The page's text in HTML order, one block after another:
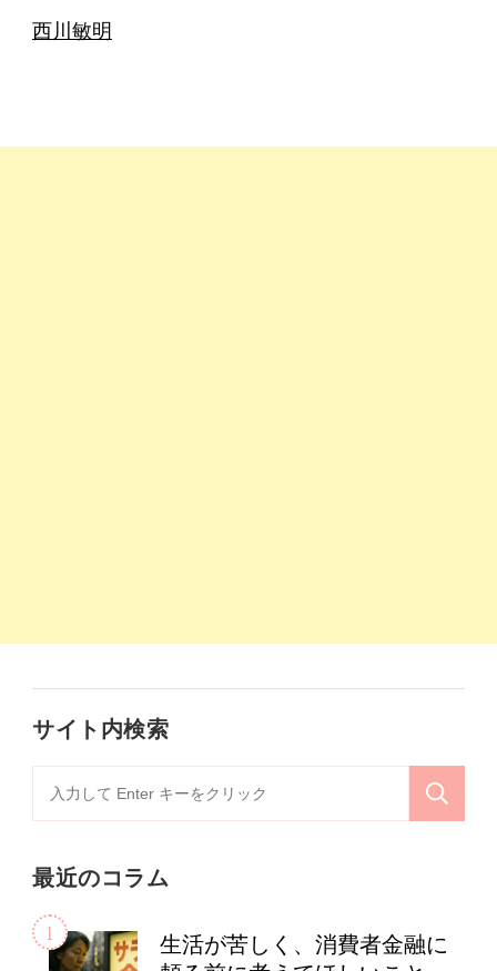
西川敏明
サイト内検索
索
象:
最近のコラム
生活が苦しく、消費者金融に